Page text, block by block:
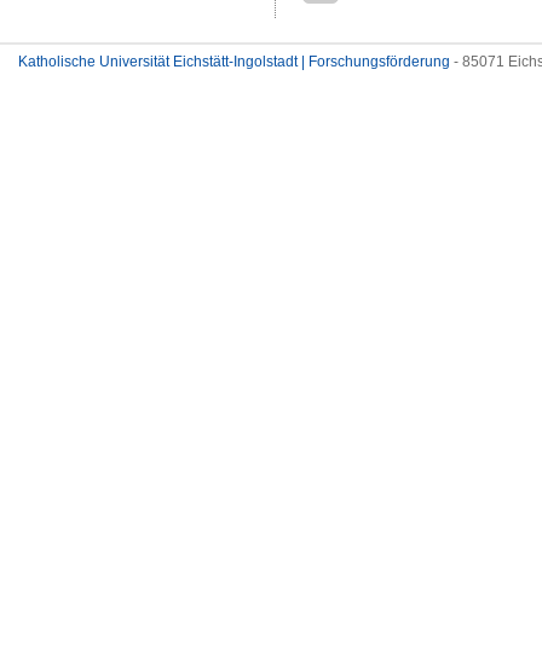
Katholische Universität Eichstätt-Ingolstadt | Forschungsförderung - 85071